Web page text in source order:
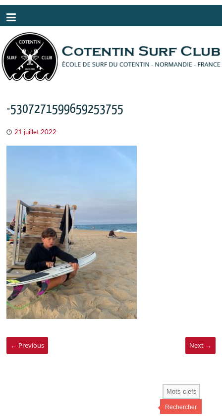
-5307271599659253755
21 juillet 2022
← Previous Next →
Rechercher
Panneau de gestion des cookies